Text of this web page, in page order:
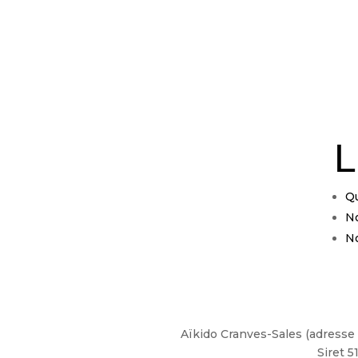
Aïkido Cranves-Sales
Siret